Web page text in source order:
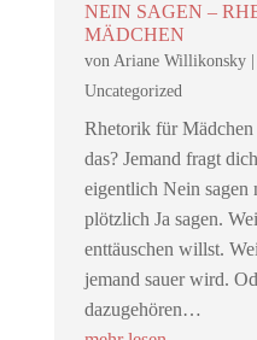
NEIN SAGEN –
MÄDCHEN
von Ariane Willikonsky|
Uncategorized
Rhetorik für
das? Jemand fragt
eigentlich Nein sagen
plötzlich Ja sagen.
enttäuschen willst.
jemand sauer wird.
dazugehören…